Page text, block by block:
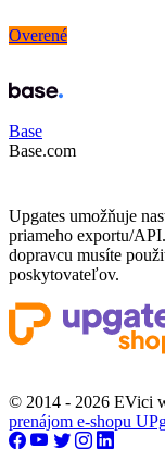
Overené
Base
Base.com
Upgates umožňuje
priameho exportu/
dopravcu musíte
poskytovateľov.
© 2014 - 2026 EVici
prenájom e-shopu